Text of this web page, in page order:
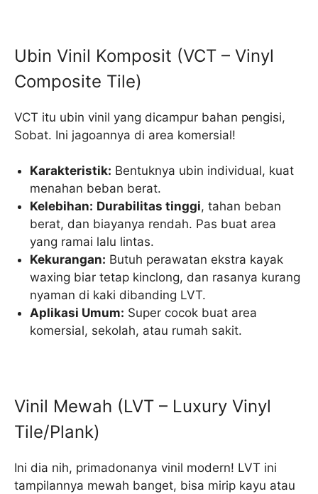
Ubin Vinil Komposit (VCT – Vinyl
Composite Tile)
VCT itu ubin vinil yang dicampur bahan pengisi,
Sobat. Ini jagoannya di area komersial!
Karakteristik: Bentuknya ubin individual, kuat
menahan beban berat.
Kelebihan: Durabilitas tinggi, tahan beban
berat, dan biayanya rendah. Pas buat area
yang ramai lalu lintas.
Kekurangan: Butuh perawatan ekstra kayak
waxing biar tetap kinclong, dan rasanya kurang
nyaman di kaki dibanding LVT.
Aplikasi Umum: Super cocok buat area
komersial, sekolah, atau rumah sakit.
Vinil Mewah (LVT – Luxury Vinyl
Tile/Plank)
Ini dia nih, primadonanya vinil modern! LVT ini
tampilannya mewah banget, bisa mirip kayu atau